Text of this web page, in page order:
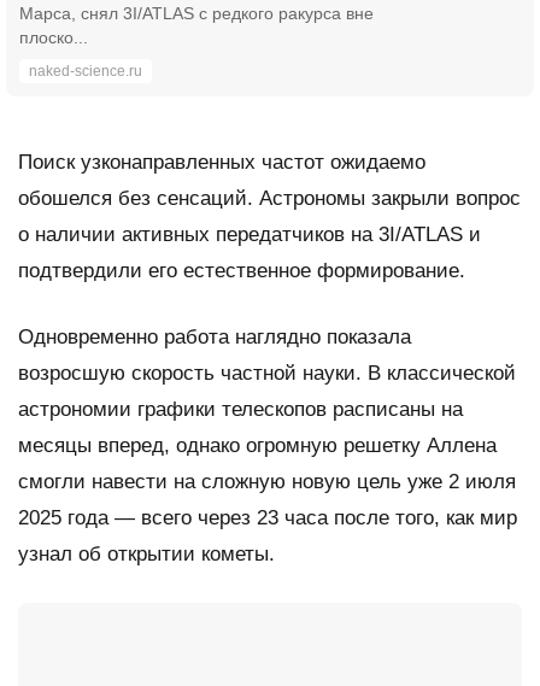
Марса, снял 3I/ATLAS с редкого ракурса вне
плоско...
naked-science.ru
Поиск узконаправленных частот ожидаемо
обошелся без сенсаций. Астрономы закрыли вопрос
о наличии активных передатчиков на 3I/ATLAS и
подтвердили его естественное формирование.
Одновременно работа наглядно показала
возросшую скорость частной науки. В классической
астрономии графики телескопов расписаны на
месяцы вперед, однако огромную решетку Аллена
смогли навести на сложную новую цель уже 2 июля
2025 года — всего через 23 часа после того, как мир
узнал об открытии кометы.